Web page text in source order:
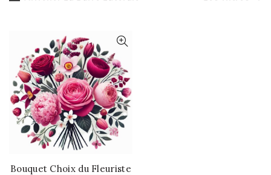
Bouquet Choix du Fleuriste